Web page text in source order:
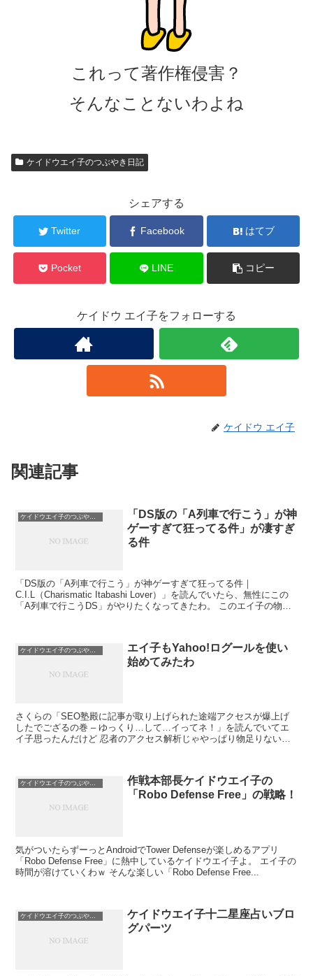
これって著作権侵害？
そんなことないわよね
ケイドウエイ子のつぶやき日記
シェアする
Twitter Facebook はてブ
Pocket LINE コピー
ケイドウ エイ子をフォローする
ケイドウ エイ子
関連記事
ケイドウエイ子のつぶやき日記
「DS版の「A列車で行こう」が神
ゲーすぎて狂ってる件」が凄すぎ
る件
「DS版の「A列車で行こう」が神ゲーすぎて狂ってる件｜
C.I.L（Charismatic Itabashi Lover）」を読んでいたら、無性にこの
「A列車で行こうDS」がやりたくなってきたわ。 このエイ子の物欲
ケイドウエイ子のつぶやき日記
エイ子もYahoo!ログールを使い
始めてみたわ
さくらの「SEO塾殿に記事が取り上げられた途端アクセスが爆上げ
したでござるの巻 – ゆっくり…して…イってネ！」を読んでいてエ
イ子思ったんだけど 忍者のアクセス解析じゃやっぱり物足りないわ
ケイドウエイ子のつぶやき日記
作戦本部長ケイドウエイ子の
「Robo Defense Free」の戦略！
気がついたらずーっとAndroidでTower Defenseが楽しめるアプリ
「Robo Defense Free」に熱中しているケイドウエイ子よ。 エイ子の
時間が溶けていくわｗ そんな楽しい「Robo Defense Free...
ケイドウエイ子のつぶやき日記
ケイドウエイ子十二星座占いブロ
グパーツ